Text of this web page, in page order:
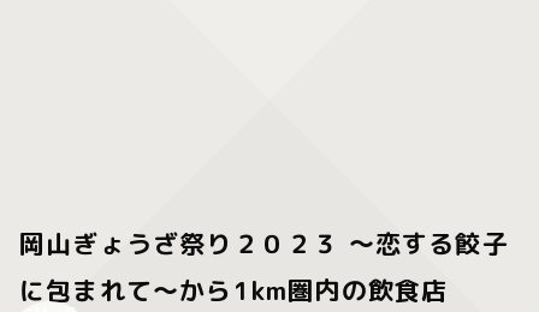
岡山ぎょうざ祭り２０２３ 〜恋する餃子
に包まれて〜から1km圏内の飲食店